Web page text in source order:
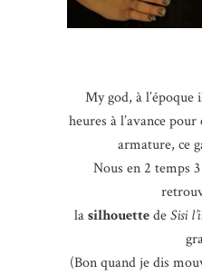
My god, à l’époque
heures à l’avance
armature, ce
Nous en 2 temps
lasilhouettedeSisi
(Bon quand je dis